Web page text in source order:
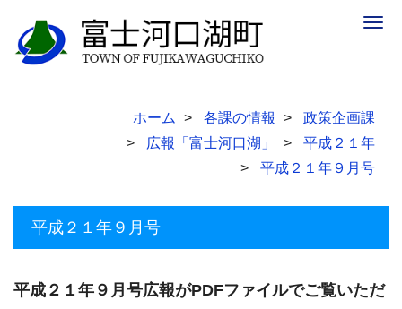
ホーム 各課の情報
政策企画課
広報「富士河口湖」
平成２１年
平成２１年９月号
平成２１年９月号
平成２１年９月号広報がPDFファイルでご覧いただ